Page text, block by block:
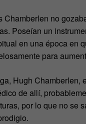
no
Poseían un
en una época en
para
Hugh
de allí,
por lo que no se